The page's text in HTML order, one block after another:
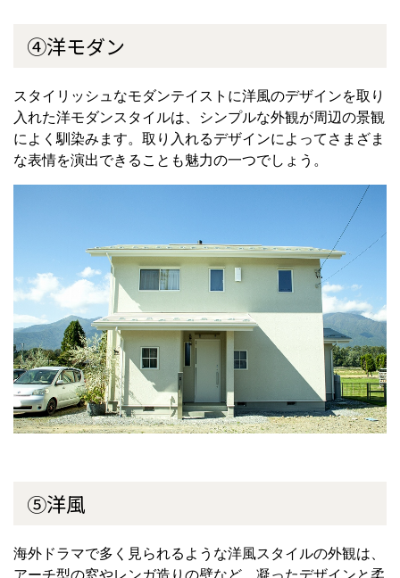
④洋モダン
スタイリッシュなモダンテイストに洋風のデザインを取り
入れた洋モダンスタイルは、シンプルな外観が周辺の景観
によく馴染みます。取り入れるデザインによってさまざま
な表情を演出できることも魅力の一つでしょう。
⑤洋風
海外ドラマで多く見られるような洋風スタイルの外観は、
アーチ型の窓やレンガ造りの壁など、凝ったデザインと柔